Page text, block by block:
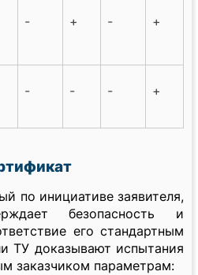
- + - +
- - - +
по инициативе заявителя,
безопасность и
его стандартным
ТУ доказывают испытания
заказчиком параметрам: